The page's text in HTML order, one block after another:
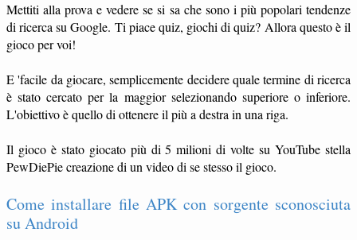
Mettiti alla prova e vedere se si sa che sono i più popolari tendenze
di ricerca su Google. Ti piace quiz, giochi di quiz? Allora questo è il
gioco per voi!
E 'facile da giocare, semplicemente decidere quale termine di ricerca
è stato cercato per la maggior selezionando superiore o inferiore.
L'obiettivo è quello di ottenere il più a destra in una riga.
Il gioco è stato giocato più di 5 milioni di volte su YouTube stella
PewDiePie creazione di un video di se stesso il gioco.
Come installare file APK con sorgente sconosciuta
su Android